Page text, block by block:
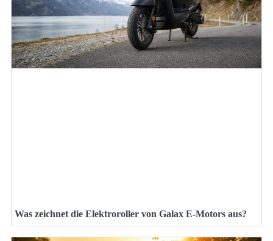
Was zeichnet die Elektroroller von Galax E-Motors aus?